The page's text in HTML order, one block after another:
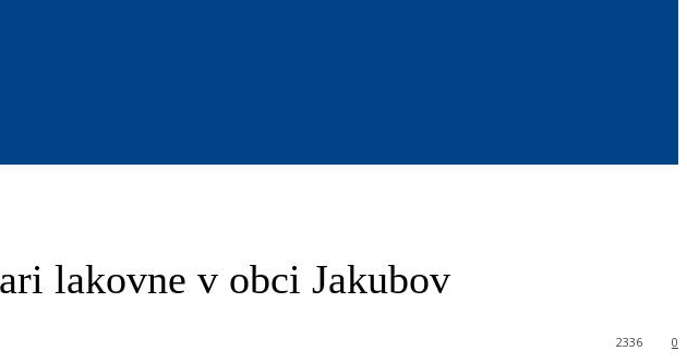
lakovne v obci Jakubov
0
2336